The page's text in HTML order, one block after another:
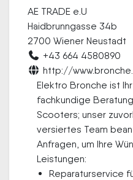
AE TRADE e.U
Haidbrunngasse 34b
2700 Wiener Neustadt
+43 664 4580890
http://
Elektro Bronche ist
fachkundige
Scooters; unser
versiertes Team
Anfragen, um Ihre
Leistungen:
Reparaturservice